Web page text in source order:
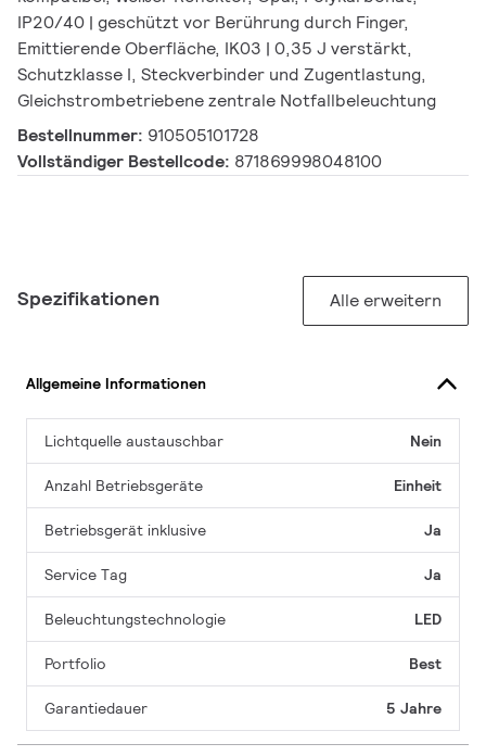
IP20/40 | geschützt vor Berührung durch Finger,
Emittierende Oberfläche, IK03 | 0,35 J verstärkt,
Schutzklasse I, Steckverbinder und Zugentlastung,
Gleichstrombetriebene zentrale Notfallbeleuchtung
Bestellnummer: 910505101728
Vollständiger Bestellcode: 871869998048100
Spezifikationen Alle erweitern
Allgemeine Informationen
Lichtquelle austauschbar Nein
Anzahl Betriebsgeräte Einheit
Betriebsgerät inklusive Ja
Service Tag Ja
Beleuchtungstechnologie LED
Portfolio Best
Garantiedauer 5 Jahre